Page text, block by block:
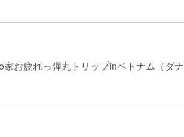
家お疲れっ弾丸トリップinベトナム（ダ